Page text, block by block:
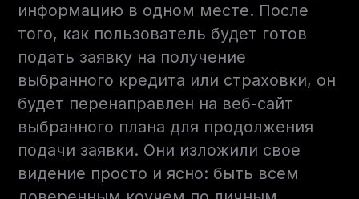
информацию в одном месте. После
того, как пользователь будет готов
подать заявку на получение
выбранного кредита или страховки, он
будет перенаправлен на веб-сайт
выбранного плана для продолжения
подачи заявки. Они изложили свое
видение просто и ясно: быть всем